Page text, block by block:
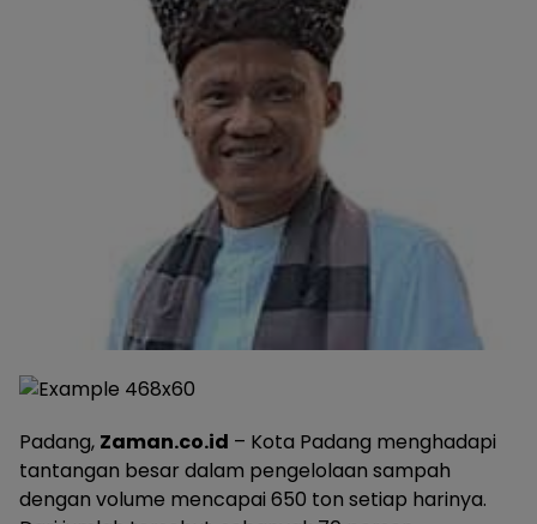
Padang, Zaman.co.id – Kota Padang menghadapi
tantangan besar dalam pengelolaan sampah
dengan volume mencapai 650 ton setiap harinya.